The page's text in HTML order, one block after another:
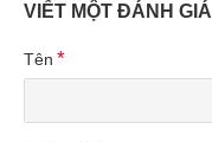
VIẾT MỘT ĐÁNH GIÁ
Tên